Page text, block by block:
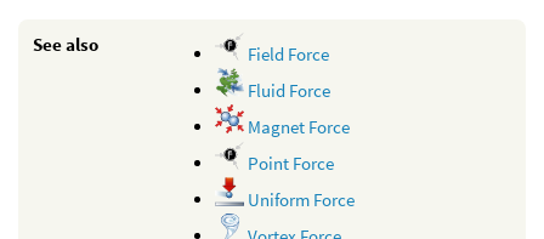
See also
Field Force
Fluid Force
Magnet Force
Point Force
Uniform Force